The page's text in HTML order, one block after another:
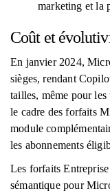
marketing et la
Coût et
En janvier 2024,
sièges, rendant
tailles, même pour
le cadre des forfaits
module
les abonnements
Les forfaits
sémantique pour